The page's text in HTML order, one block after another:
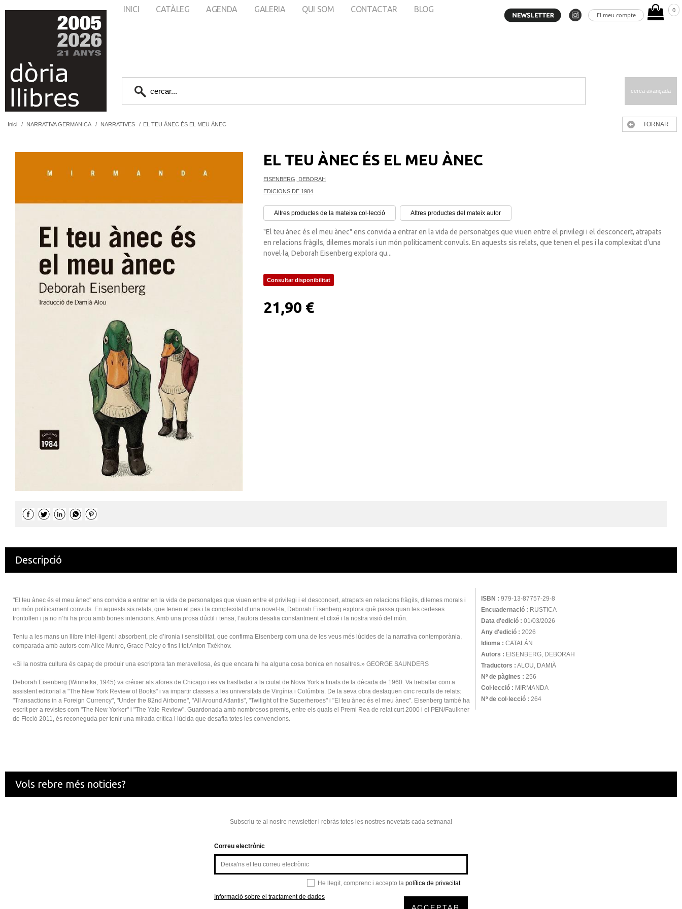
El meu compte
0
INICI CATÀLEG AGENDA GALERIA QUI SOM CONTACTAR BLOG
cerca avançada
Inici / NARRATIVA GERMANICA / NARRATIVES / EL TEU ÀNEC ÉS EL MEU ÀNEC TORNAR
EL TEU ÀNEC ÉS EL MEU ÀNEC
EISENBERG, DEBORAH
EDICIONS DE 1984
Altres productes de la mateixa col·lecció Altres productes del mateix autor
"El teu ànec és el meu ànec" ens convida a entrar en la vida de personatges que viuen entre el privilegi i el desconcert, atrapats
en relacions fràgils, dilemes morals i un món políticament convuls. En aquests sis relats, que tenen el pes i la complexitat d’una
novel·la, Deborah Eisenberg explora qu...
Consultar disponibilitat
21,90 €
Descripció
ISBN : 979-13-87757-29-8
Encuadernació : RUSTICA
Data d'edició : 01/03/2026
Any d'edició : 2026
Idioma : CATALÁN
Autors : EISENBERG, DEBORAH
Traductors : ALOU, DAMIÀ
Nº de pàgines : 256
Col·lecció : MIRMANDA
Nº de col·lecció : 264
"El teu ànec és el meu ànec" ens convida a entrar en la vida de personatges que viuen entre el privilegi i el desconcert, atrapats en relacions fràgils, dilemes morals i
un món políticament convuls. En aquests sis relats, que tenen el pes i la complexitat d’una novel·la, Deborah Eisenberg explora què passa quan les certeses
trontollen i ja no n’hi ha prou amb bones intencions. Amb una prosa dúctil i tensa, l’autora desafia constantment el clixé i la nostra visió del món.
Teniu a les mans un llibre intel·ligent i absorbent, ple d’ironia i sensibilitat, que confirma Eisenberg com una de les veus més lúcides de la narrativa contemporània,
comparada amb autors com Alice Munro, Grace Paley o fins i tot Anton Txékhov.
«Si la nostra cultura és capaç de produir una escriptora tan meravellosa, és que encara hi ha alguna cosa bonica en nosaltres.» GEORGE SAUNDERS
Deborah Eisenberg (Winnetka, 1945) va créixer als afores de Chicago i es va traslladar a la ciutat de Nova York a finals de la dècada de 1960. Va treballar com a
assistent editorial a "The New York Review of Books" i va impartir classes a les universitats de Virgínia i Colúmbia. De la seva obra destaquen cinc reculls de relats:
"Transactions in a Foreign Currency", "Under the 82nd Airborne", "All Around Atlantis", "Twilight of the Superheroes" i "El teu ànec és el meu ànec". Eisenberg també ha
escrit per a revistes com "The New Yorker" i "The Yale Review". Guardonada amb nombrosos premis, entre els quals el Premi Rea de relat curt 2000 i el PEN/Faulkner
de Ficció 2011, és reconeguda per tenir una mirada crítica i lúcida que desafia totes les convencions.
Vols rebre més noticies?
Subscriu-te al nostre newsletter i rebràs totes les nostres novetats cada setmana!
Correu electrònic
He llegit, comprenc i accepto la política de privacitat
Informació sobre el tractament de dades
ACCEPTAR